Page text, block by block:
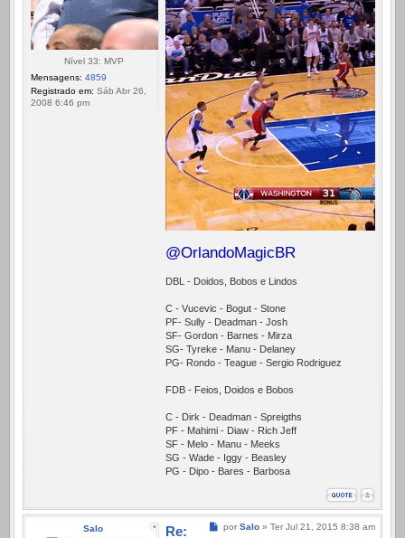
Nível 33: MVP
Mensagens: 4859
Registrado em: Sáb Abr 26,
2008 6:46 pm
@OrlandoMagicBR
DBL - Doidos, Bobos e Lindos
C - Vucevic - Bogut - Stone
PF- Sully - Deadman - Josh
SF- Gordon - Barnes - Mirza
SG- Tyreke - Manu - Delaney
PG- Rondo - Teague - Sergio Rodriguez
FDB - Feios, Doidos e Bobos
C - Dirk - Deadman - Spreigths
PF - Mahimi - Diaw - Rich Jeff
SF - Melo - Manu - Meeks
SG - Wade - Iggy - Beasley
PG - Dipo - Bares - Barbosa
Salo Mensagem
por Salo » Ter Jul 21, 2015 8:38 am
Re: